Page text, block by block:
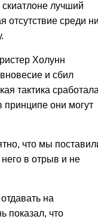
скиатлоне лучший
среди
Холунн
и сбил
тактика
принципе они могут
что мы
в отрыв и не
на
показал, что